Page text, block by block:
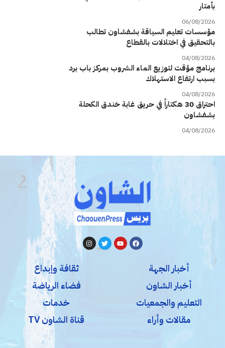
بأمتار
06/08/2026
مؤسسات تعليم السياقة بشفشاون تطالب
بالتحقيق في اختلالات بالقطاع
04/08/2026
برنامج مؤقت لتوزيع الماء الشروب بمركز باب برد
بسبب ارتفاع الاستهلاك
04/08/2026
احتراق 30 هكتاراً في حريق غابة خندق الكحلة
بشفشاون
04/08/2026
أخبار الجهة
أخبار الشاون
التعليم والجمعيات
مقالات وأراء
ثقافة وإبداع
فضاء الرياضة
خدمات
قناة الشاون TV